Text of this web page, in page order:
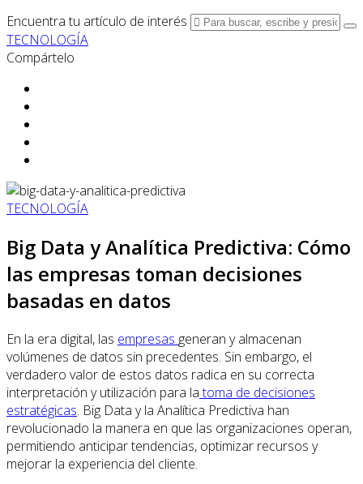
Encuentra tu artículo de interés
TECNOLOGÍA
Compártelo
TECNOLOGÍA
Big Data y Analítica Predictiva: Cómo
las empresas toman decisiones
basadas en datos
En la era digital, las empresas generan y almacenan
volúmenes de datos sin precedentes. Sin embargo, el
verdadero valor de estos datos radica en su correcta
interpretación y utilización para latoma de decisiones
estratégicas. Big Data y la Analítica Predictiva han
revolucionado la manera en que las organizaciones operan,
permitiendo anticipar tendencias, optimizar recursos y
mejorar la experiencia del cliente.